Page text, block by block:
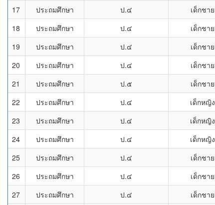
17
ประถมศึกษา ป.๔ เด็กชาย
18
ประถมศึกษา ป.๔ เด็กชาย
19
ประถมศึกษา ป.๔ เด็กชาย
20
ประถมศึกษา ป.๔ เด็กชาย
21
ประถมศึกษา ป.๕ เด็กชาย
22
ประถมศึกษา ป.๔ เด็กหญิง
23
ประถมศึกษา ป.๔ เด็กหญิง
24
ประถมศึกษา ป.๔ เด็กหญิง
25
ประถมศึกษา ป.๔ เด็กชาย
26
ประถมศึกษา ป.๔ เด็กชาย
27
ประถมศึกษา ป.๔ เด็กชาย